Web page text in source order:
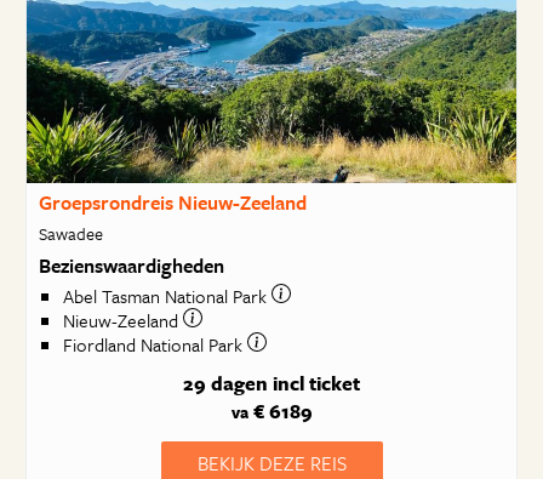
Groepsrondreis Nieuw-Zeeland
Sawadee
Bezienswaardigheden
Abel Tasman National Park
Nieuw-Zeeland
Fiordland National Park
29 dagen incl ticket
va€ 6189
BEKIJK DEZE REIS